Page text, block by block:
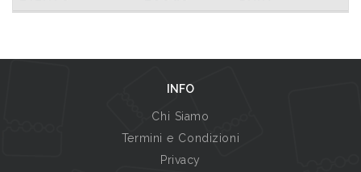
INFO
Chi Siamo
Termini e Condizioni
Privacy